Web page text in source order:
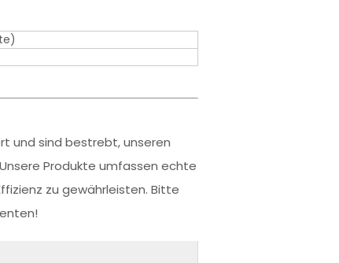
und sind bestrebt, unseren
Produkte umfassen echte
zu gewährleisten. Bitte